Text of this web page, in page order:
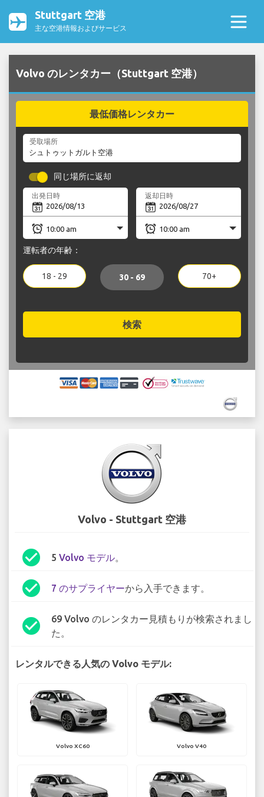
Stuttgart 空港
主な空港情報およびサービス
Volvo のレンタカー（Stuttgart 空港）
最低価格レンタカー
受取場所
同じ場所に返却
出発日時 返却日時
運転者の年齢：
18 - 29 30 - 69 70+
検索
Volvo - Stuttgart 空港
check_circle 5 Volvo モデル。
check_circle 7 のサプライヤーから入手できます。
check_circle
69 Volvo のレンタカー見積もりが検索されまし
た。
レンタルできる人気の Volvo モデル:
Volvo XC60 Volvo V40